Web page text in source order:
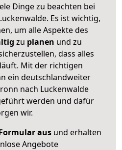
Dinge zu beachten bei
Es ist wichtig,
um alle Aspekte des
zu planen und zu
dass alles
Mit der richtigen
ein deutschlandweiter
nach Luckenwalde
werden und dafür
wir.
ausund erhalten
Angebote